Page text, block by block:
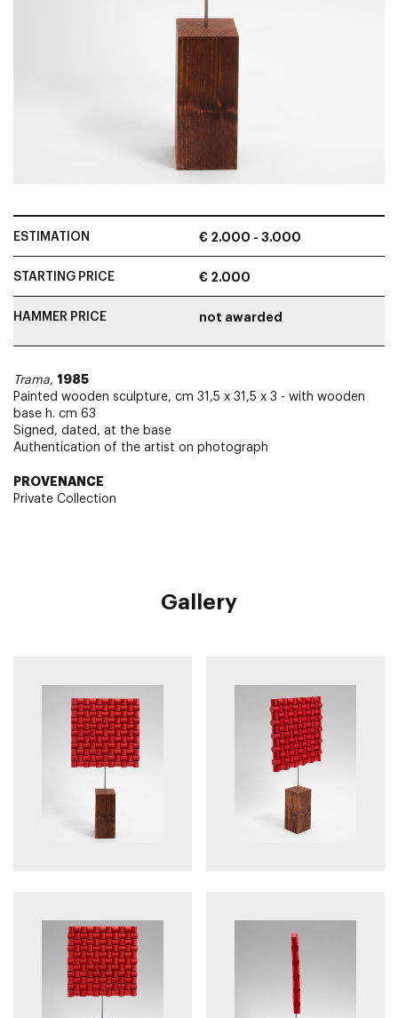
ESTIMATION € 2.000 - 3.000
STARTING PRICE € 2.000
HAMMER PRICE not awarded
Trama, 1985
Painted wooden sculpture, cm 31,5 x 31,5 x 3 - with wooden
base h. cm 63
Signed, dated, at the base
Authentication of the artist on photograph
PROVENANCE
Private Collection
Gallery